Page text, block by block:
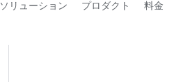
ソリューション プロダクト 料金